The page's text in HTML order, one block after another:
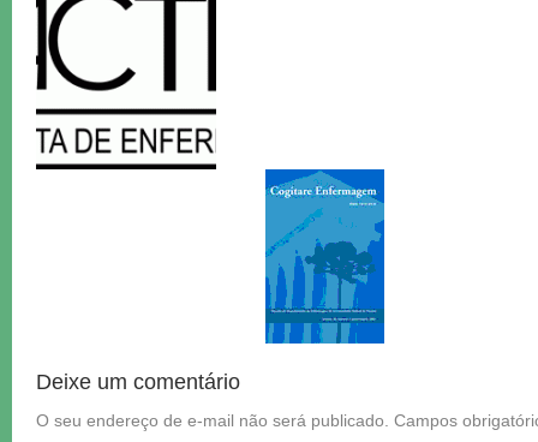
Deixe um comentário
O seu endereço de e-mail não será publicado. Campos